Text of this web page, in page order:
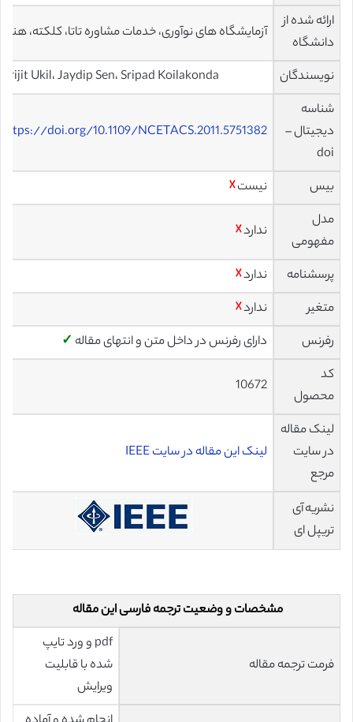
ارائه شده از
دانشگاه
آزمایشگاه های نوآوری، خدمات مشاوره تاتا، کلکته، هند
نویسندگان
Arijit Ukil، Jaydip Sen، Sripad Koilakonda
شناسه
دیجیتال –
doi
https://doi.org/10.1109/NCETACS.2011.5751382
بیس نیست☓
مدل
مفهومی
ندارد☓
پرسشنامه ندارد☓
متغیر
ندارد☓
رفرنس
دارای رفرنس در داخل متن و انتهای مقاله ✓
کد
محصول
10672
لینک مقاله
در سایت
مرجع
لینک این مقاله در سایت IEEE
نشریه آی
تریپل ای
مشخصات و وضعیت ترجمه فارسی این مقاله
فرمت ترجمه مقاله
pdf و ورد تایپ
شده با قابلیت
ویرایش